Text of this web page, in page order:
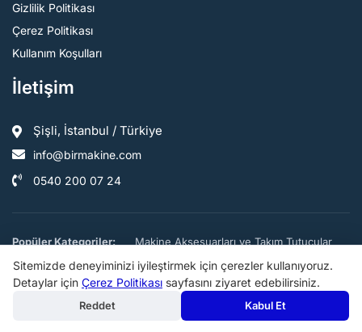
Gizlilik Politikası
Çerez Politikası
Kullanım Koşulları
İletişim
Şişli, İstanbul / Türkiye
info@birmakine.com
0540 200 07 24
Popüler Kategoriler: Makine Aksesuarları ve Takım Tutucular
Endüstriyel Mutfak Malzemeleri ve Servis Ekipmanları
Kahve Makineleri
Sitemizde deneyiminizi iyileştirmek için çerezler kullanıyoruz.
Detaylar için Çerez Politikası sayfasını ziyaret edebilirsiniz.
Reddet Kabul Et